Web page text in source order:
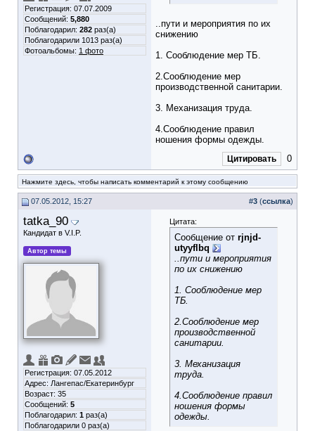
Регистрация: 07.07.2009
Сообщений: 5,880
Поблагодарил: 282 раз(а)
Поблагодарили 1013 раз(а)
Фотоальбомы: 1 фото
..пути и мероприятия по их
снижению
1. Сооблюдение мер ТБ.
2.Сооблюдение мер
производственной санитарии.
3. Механизация труда.
4.Сооблюдение правил
ношения формы одежды.
Цитировать 0
Нажмите здесь, чтобы написать комментарий к этому сообщению
07.05.2012, 15:27 #3 (ссылка)
tatka_90
Кандидат в V.I.P.
Автор темы
Регистрация: 07.05.2012
Адрес: Лангепас/Екатеринбург
Возраст: 35
Сообщений: 5
Поблагодарил: 1 раз(а)
Поблагодарили 0 раз(а)
Цитата:
Сообщение от rjnjd-
utyyflbq
..пути и мероприятия
по их снижению
1. Сооблюдение мер
ТБ.
2.Сооблюдение мер
производственной
санитарии.
3. Механизация
труда.
4.Сооблюдение правил
ношения формы
одежды.